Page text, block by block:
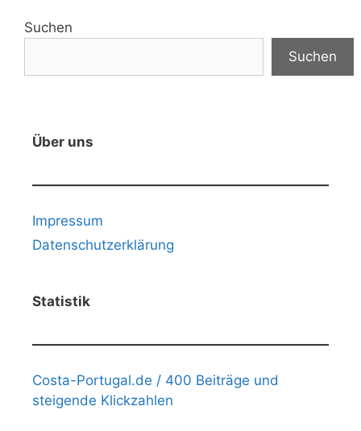
Suchen
Suchen
Über uns
Impressum
Datenschutzerklärung
Statistik
Costa-Portugal.de / 400 Beiträge und
steigende Klickzahlen